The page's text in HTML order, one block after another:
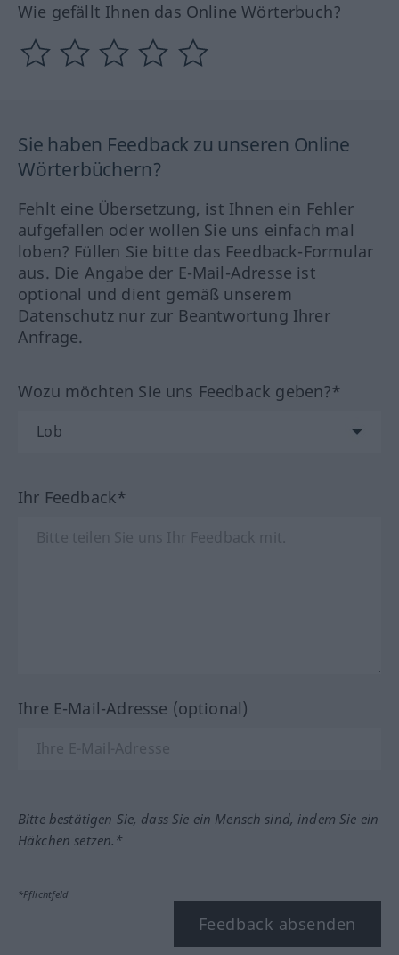
Wie gefällt Ihnen das Online Wörterbuch?
Sie haben Feedback zu unseren Online
Wörterbüchern?
Fehlt eine Übersetzung, ist Ihnen ein Fehler
aufgefallen oder wollen Sie uns einfach mal
loben? Füllen Sie bitte das Feedback-Formular
aus. Die Angabe der E-Mail-Adresse ist
optional und dient gemäß unserem
Datenschutz nur zur Beantwortung Ihrer
Anfrage.
Wozu möchten Sie uns Feedback geben?*
Ihr Feedback*
Ihre E-Mail-Adresse (optional)
Bitte bestätigen Sie, dass Sie ein Mensch sind, indem Sie ein
Häkchen setzen.*
*Pflichtfeld
Feedback absenden